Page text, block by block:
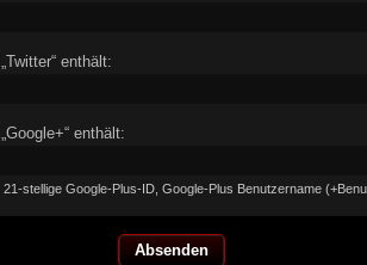
„Twitter“ enthält:
„Google+“ enthält:
21-stellige Google-Plus-ID, Google-Plus Benutzername